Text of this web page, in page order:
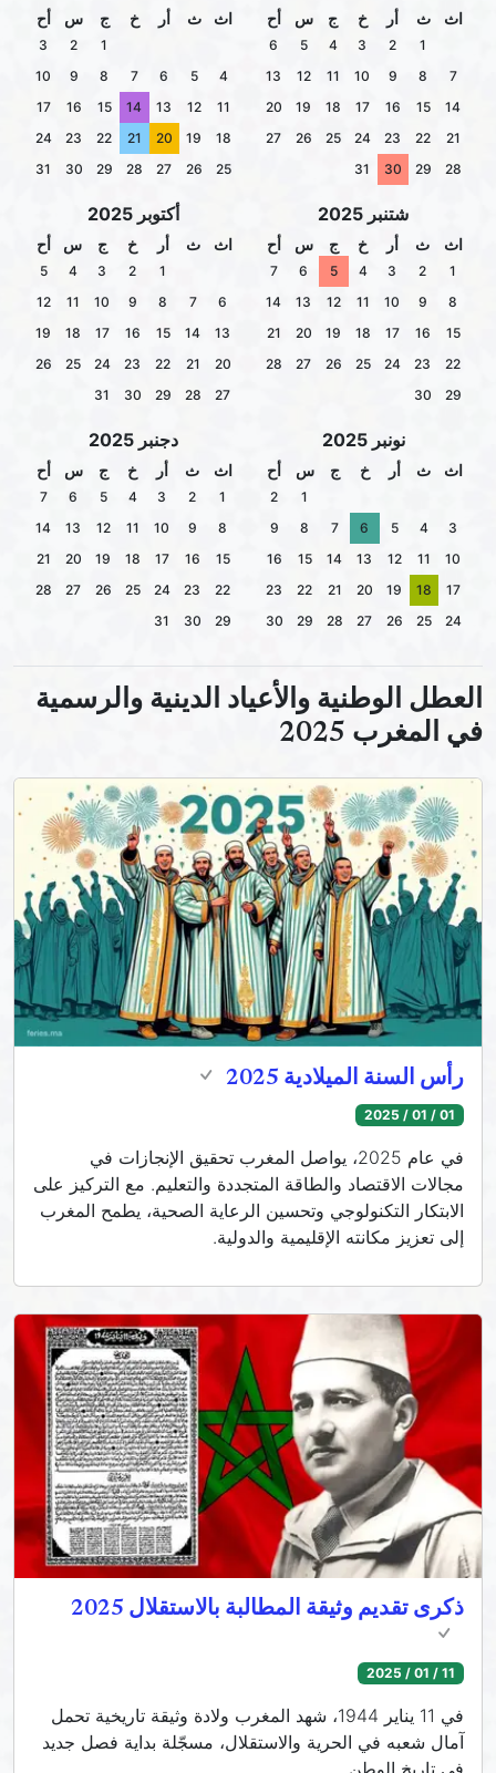
اث ث أر خ ج س أح
1
2
3
4
5
6
7
8
9
10
11
12
13
14
15
16
17
18
19
20
21
22
23
24
25
26
27
28
29
30
31
اث ث أر خ ج س أح
1
2
3
4
5
6
7
8
9
10
11
12
13
14
15
16
17
18
19
20
21
22
23
24
25
26
27
28
29
30
31
شتنبر 2025
اث ث أر خ ج س أح
1
2
3
4
5
6
7
8
9
10
11
12
13
14
15
16
17
18
19
20
21
22
23
24
25
26
27
28
29
30
أكتوبر 2025
اث ث أر خ ج س أح
1
2
3
4
5
6
7
8
9
10
11
12
13
14
15
16
17
18
19
20
21
22
23
24
25
26
27
28
29
30
31
نونبر 2025
اث ث أر خ ج س أح
1
2
3
4
5
6
7
8
9
10
11
12
13
14
15
16
17
18
19
20
21
22
23
24
25
26
27
28
29
30
دجنبر 2025
اث ث أر خ ج س أح
1
2
3
4
5
6
7
8
9
10
11
12
13
14
15
16
17
18
19
20
21
22
23
24
25
26
27
28
29
30
31
العطل الوطنية والأعياد الدينية والرسمية
في المغرب 2025
رأس السنة الميلادية 2025
01 / 01 / 2025
في عام 2025، يواصل المغرب تحقيق الإنجازات في
مجالات الاقتصاد والطاقة المتجددة والتعليم. مع التركيز على
الابتكار التكنولوجي وتحسين الرعاية الصحية، يطمح المغرب
إلى تعزيز مكانته الإقليمية والدولية.
ذكرى تقديم وثيقة المطالبة بالاستقلال 2025
11 / 01 / 2025
في 11 يناير 1944، شهد المغرب ولادة وثيقة تاريخية تحمل
آمال شعبه في الحرية والاستقلال، مسجّلة بداية فصل جديد